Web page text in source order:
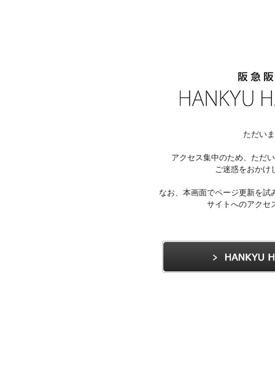
ただい
アクセス集中のため、ただ
ご迷惑をおかけ
なお、本画面でページ更新を
サイトへのアクセ